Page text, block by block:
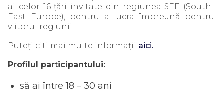
ai celor 16 țări invitate din regiunea SEE (South-
East Europe), pentru a lucra împreună pentru
viitorul regiunii.
Puteți citi mai multe informații aici.
Profilul participantului:
să ai între 18 – 30 ani